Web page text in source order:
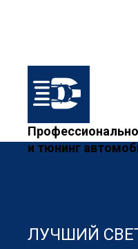
и тюнинг
ЛУЧШИЙ